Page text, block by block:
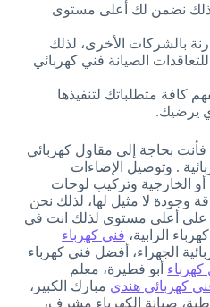
لذلك نضمن لك أعلى مستوى
بالشركات الأخرى، لذلك
الصيانة فني كهربائي
كافة متطلباتك لتنفيذها
يرضيك.
فأنت بحاجة إلى مقاول كهربائي
. وتوصيل الإضاءات
أو الخارجية وتركيب لوحات
وجودة لا مثيل لها، لذلك نحن
أعلى مستوى لذلك انت في
الرابية، فني كهرباء
الجهراء، أفضل فني كهرباء
أبو فطيرة، معلم
كهربائي هندي مبارك الكبير،
صيانة الكهرباء مشرف،